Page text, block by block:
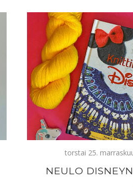
torstai 25.
NEULO